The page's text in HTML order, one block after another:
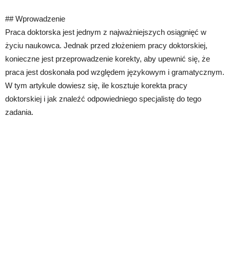
## Wprowadzenie
Praca doktorska jest jednym z najważniejszych osiągnięć w
życiu naukowca. Jednak przed złożeniem pracy doktorskiej,
konieczne jest przeprowadzenie korekty, aby upewnić się, że
praca jest doskonała pod względem językowym i gramatycznym.
W tym artykule dowiesz się, ile kosztuje korekta pracy
doktorskiej i jak znaleźć odpowiedniego specjalistę do tego
zadania.